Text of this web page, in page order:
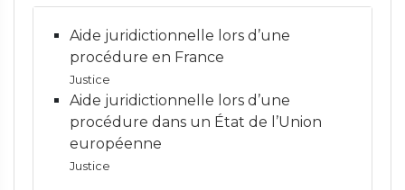
Aide juridictionnelle lors d’une
procédure en France
Justice
Aide juridictionnelle lors d’une
procédure dans un État de l’Union
européenne
Justice